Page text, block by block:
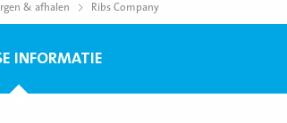
& afhalen Ribs Company
INFORMATIE